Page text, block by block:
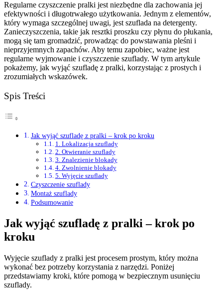
Regularne czyszczenie pralki jest niezbędne dla zachowania jej
efektywności i długotrwałego użytkowania. Jednym z elementów,
który wymaga szczególnej uwagi, jest szuflada na detergenty.
Zanieczyszczenia, takie jak resztki proszku czy płynu do płukania,
mogą się tam gromadzić, prowadząc do powstawania pleśni i
nieprzyjemnych zapachów. Aby temu zapobiec, ważne jest
regularne wyjmowanie i czyszczenie szuflady. W tym artykule
pokażemy, jak wyjąć szufladę z pralki, korzystając z prostych i
zrozumiałych wskazówek.
Spis Treści
Jak wyjąć szufladę z pralki – krok po kroku
1. Lokalizacja szuflady
2. Otwieranie szuflady
3. Znalezienie blokady
4. Zwolnienie blokady
5. Wyjęcie szuflady
Czyszczenie szuflady
Montaż szuflady
Podsumowanie
Jak wyjąć szufladę z pralki – krok po
kroku
Wyjęcie szuflady z pralki jest procesem prostym, który można
wykonać bez potrzeby korzystania z narzędzi. Poniżej
przedstawiamy kroki, które pomogą w bezpiecznym usunięciu
szuflady.